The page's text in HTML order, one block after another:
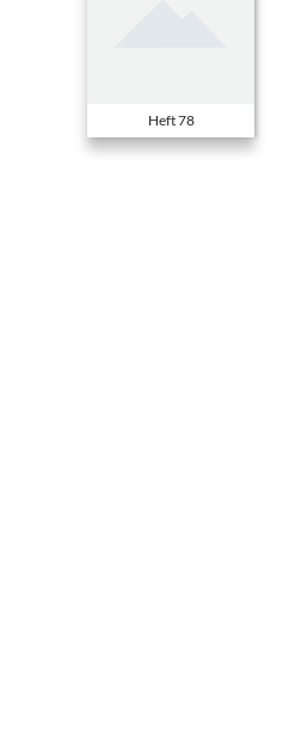
Heft 78